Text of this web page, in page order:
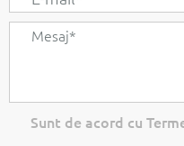
Sunt de acord cu